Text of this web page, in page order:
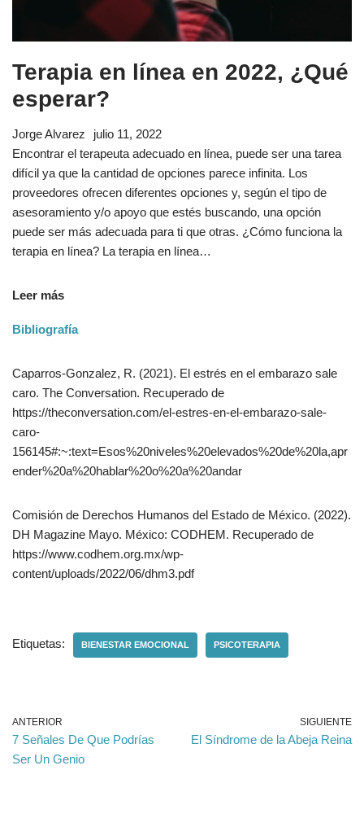
Terapia en línea en 2022, ¿Qué
esperar?
Jorge Alvarez
julio 11, 2022
Encontrar el terapeuta adecuado en línea, puede ser una tarea
difícil ya que la cantidad de opciones parece infinita. Los
proveedores ofrecen diferentes opciones y, según el tipo de
asesoramiento y/o apoyo que estés buscando, una opción
puede ser más adecuada para ti que otras. ¿Cómo funciona la
terapia en línea? La terapia en línea…
Leer más
Bibliografía
Caparros-Gonzalez, R. (2021). El estrés en el embarazo sale
caro. The Conversation. Recuperado de
https://theconversation.com/el-estres-en-el-embarazo-sale-
caro-
156145#:~:text=Esos%20niveles%20elevados%20de%20la,apr
ender%20a%20hablar%20o%20a%20andar
Comisión de Derechos Humanos del Estado de México. (2022).
DH Magazine Mayo. México: CODHEM. Recuperado de
https://www.codhem.org.mx/wp-
content/uploads/2022/06/dhm3.pdf
Etiquetas: BIENESTAR EMOCIONAL PSICOTERAPIA
ANTERIOR
7 Señales De Que Podrías
Ser Un Genio
SIGUIENTE
El Síndrome de la Abeja Reina